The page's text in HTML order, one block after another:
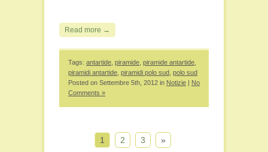
Read more →
Tags: antartide piramide piramide antartide
piramidi antartide piramidi polo sud polo sud
Posted on Settembre 5th, 2012 in Notizie | No
Comments »
1 2 3 »